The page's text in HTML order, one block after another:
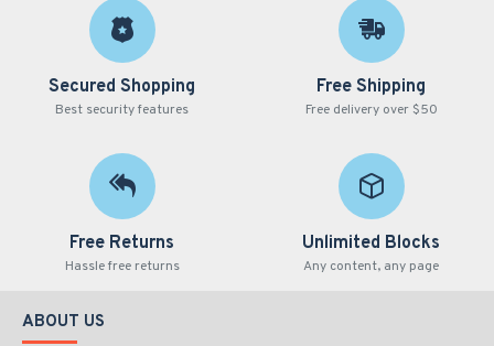
Secured Shopping
Best security features
Free Shipping
Free delivery over $50
Free Returns
Hassle free returns
Unlimited Blocks
Any content, any page
ABOUT US